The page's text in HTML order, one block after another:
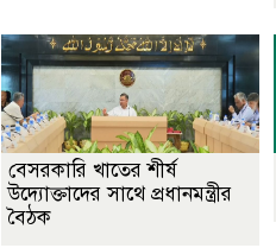
বেসরকারি খাতের শীর্ষ
উদ্যোক্তাদের সাথে প্রধানমন্ত্রীর
বৈঠক